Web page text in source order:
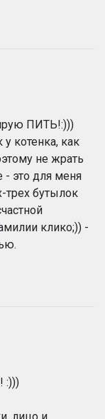
ПИТЬ!:)))
котенка, как
не жрать
- это для меня
трех бутылок
клико;)) -
:)))
лицо и